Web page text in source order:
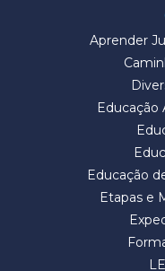
Aprender
Educação
Educação
Etapas e